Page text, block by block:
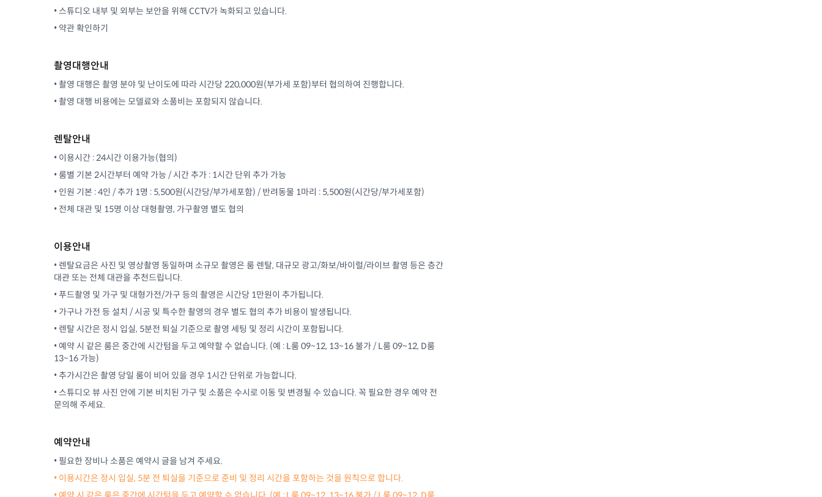
• 스튜디오 내부 및 외부는 보안을 위해 CCTV가 녹화되고 있습니다.
• 약관 확인하기
촬영대행안내
• 촬영 대행은 촬영 분야 및 난이도에 따라 시간당 220,000원(부가세 포함)부터 협의하여 진행합니다.
• 촬영 대행 비용에는 모델료와 소품비는 포함되지 않습니다.
렌탈안내
• 이용시간 : 24시간 이용가능(협의)
• 룸별 기본 2시간부터 예약 가능 / 시간 추가 : 1시간 단위 추가 가능
• 인원 기본 : 4인 / 추가 1명 : 5,500원(시간당/부가세포함) / 반려동물 1마리 : 5,500원(시간당/부가세포함)
• 전체 대관 및 15명 이상 대형촬영, 가구촬영 별도 협의
이용안내
• 렌탈요금은 사진 및 영상촬영 동일하며 소규모 촬영은 룸 렌탈, 대규모 광고/화보/바이럴/라이브 촬영 등은 층간
대관 또는 전체 대관을 추천드립니다.
• 푸드촬영 및 가구 및 대형가전/가구 등의 촬영은 시간당 1만원이 추가됩니다.
• 가구나 가전 등 설치 / 시공 및 특수한 촬영의 경우 별도 협의 추가 비용이 발생됩니다.
• 렌탈 시간은 정시 입실, 5분전 퇴실 기준으로 촬영 세팅 및 정리 시간이 포함됩니다.
• 예약 시 같은 룸은 중간에 시간텀을 두고 예약할 수 없습니다. (예 : L룸 09~12, 13~16 불가 / L룸 09~12, D룸
13~16 가능)
• 추가시간은 촬영 당일 룸이 비어 있을 경우 1시간 단위로 가능합니다.
• 스튜디오 뷰 사진 안에 기본 비치된 가구 및 소품은 수시로 이동 및 변경될 수 있습니다. 꼭 필요한 경우 예약 전
문의해 주세요.
예약안내
• 필요한 장비나 소품은 예약시 글을 남겨 주세요.
• 이용시간은 정시 입실, 5분 전 퇴실을 기준으로 준비 및 정리 시간을 포함하는 것을 원칙으로 합니다.